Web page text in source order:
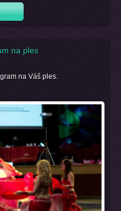
na ples
na Váš ples.